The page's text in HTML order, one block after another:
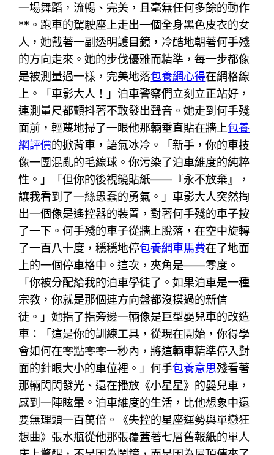
一場舞蹈，流暢、完美，且毫無任何多餘的動作
**。跑車的駕駛座上走出一個全身黑色皮衣的女
人，她戴著一副透明護目鏡，冷酷地朝著何手殘
的方向走來。她的步伐優雅而精準，每一步都像
是被測量過一樣，完美地落包養網心得在網格線
上。「車影大人！」泊車警察們立刻立正站好，
連測量尺都顫抖著不敢發出聲音。她走到何手殘
面前，輕蔑地掃了一眼他那輛垂直貼在牆上包養
網評價的掀背車，語氣冰冷。「新手，你的車技
像一團混亂的毛線球。你污染了泊車維度的純粹
性。」「但你的後視鏡貼紙——『永不放棄』，
讓我看到了一絲愚蠢的勇氣。」車影大人突然掏
出一個像是遙控器的裝置，對著何手殘的車子按
了一下。何手殘的車子從牆上脫落，在空中旋轉
了一百八十度，穩穩地停包養網車馬費在了地面
上的一個停車格中。這次，夾角是——零度。
「你被分配給我的泊車學徒了。如果泊車是一種
宗教，你就是那個連方向盤都沒摸過的新信
徒。」她指了指旁邊一輛像是巨型嬰兒車的改造
車：「這是你的訓練工具，從現在開始，你得學
會如何在零點零零一秒內，將這輛車精準停入對
面的針眼大小的車位裡。」何手包養意思殘看著
那輛閃閃發光、還在播放《小星星》的嬰兒車，
感到一陣眩暈。泊車維度的生活，比他想象中還
要無理頭一百萬倍。《失控的星座運勢與單戀狂
想曲》張水瓶從他那張覆蓋著七層舊報紙的單人